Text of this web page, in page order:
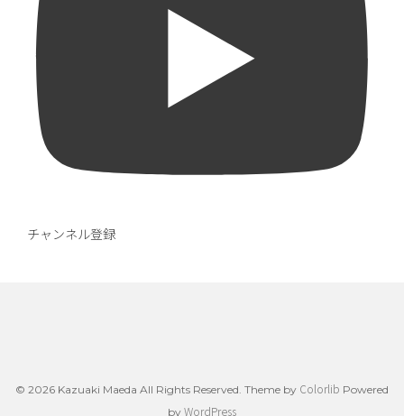
チャンネル登録
© 2026 Kazuaki Maeda All Rights Reserved. Theme by Colorlib Powered
by WordPress